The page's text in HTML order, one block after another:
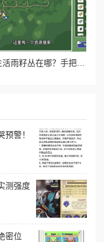
小森生活雨籽丛在哪？手把手教你找绝美打卡点！
警！
测强度
密位